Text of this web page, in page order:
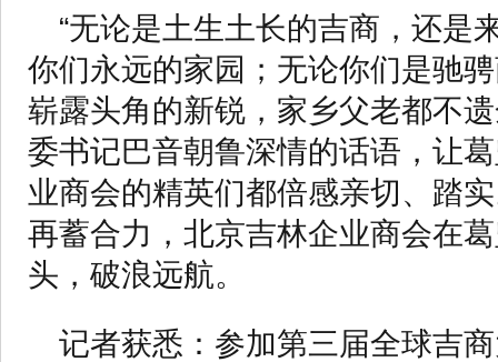
“无论是土生土长的吉商，还是
你们永远的家园；无论你们是驰
崭露头角的新锐，家乡父老都不
委书记巴音朝鲁深情的话语，让
业商会的精英们都倍感亲切、踏
再蓄合力，北京吉林企业商会在
头，破浪远航。
记者获悉：参加第三届全球吉